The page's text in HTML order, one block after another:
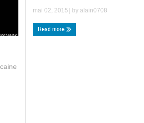
mai 02, 2015 | by alain0708
Read more